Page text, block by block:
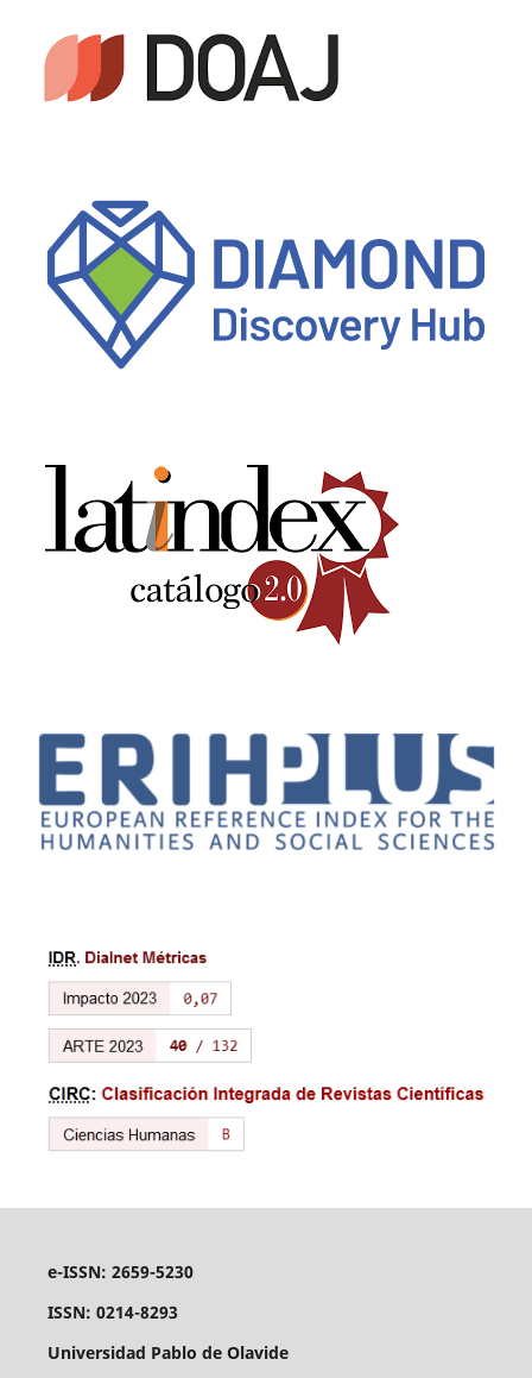
e-ISSN: 2659-5230
ISSN: 0214-8293
Universidad Pablo de Olavide